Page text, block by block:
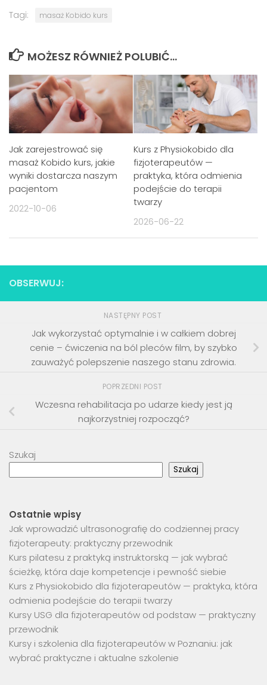
Tagi: masaż Kobido kurs
MOŻESZ RÓWNIEŻ POLUBIĆ…
Jak zarejestrować się
masaż Kobido kurs, jakie
wyniki dostarcza naszym
pacjentom
2022-10-06
Kurs z Physiokobido dla
fizjoterapeutów —
praktyka, która odmienia
podejście do terapii
twarzy
2026-06-22
OBSERWUJ:
NASTĘPNY POST
Jak wykorzystać optymalnie i w całkiem dobrej
cenie – ćwiczenia na ból pleców film, by szybko
zauważyć polepszenie naszego stanu zdrowia.
POPRZEDNI POST
Wczesna rehabilitacja po udarze kiedy jest ją
najkorzystniej rozpocząć?
Szukaj
Szukaj
Ostatnie wpisy
Jak wprowadzić ultrasonografię do codziennej pracy
fizjoterapeuty: praktyczny przewodnik
Kurs pilatesu z praktyką instruktorską — jak wybrać
ścieżkę, która daje kompetencje i pewność siebie
Kurs z Physiokobido dla fizjoterapeutów — praktyka, która
odmienia podejście do terapii twarzy
Kursy USG dla fizjoterapeutów od podstaw — praktyczny
przewodnik
Kursy i szkolenia dla fizjoterapeutów w Poznaniu: jak
wybrać praktyczne i aktualne szkolenie